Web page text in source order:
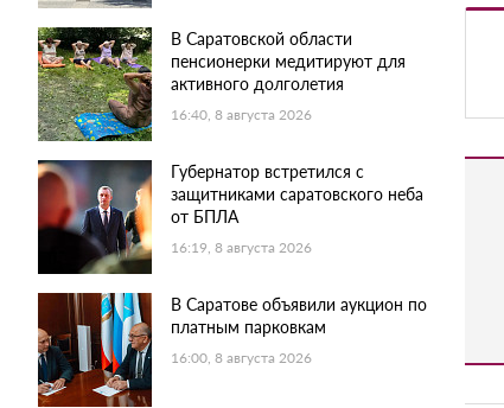
В Саратовской области
пенсионерки медитируют для
активного долголетия
16:40, 8 августа 2026
Губернатор встретился с
защитниками саратовского неба
от БПЛА
16:19, 8 августа 2026
В Саратове объявили аукцион по
платным парковкам
16:00, 8 августа 2026